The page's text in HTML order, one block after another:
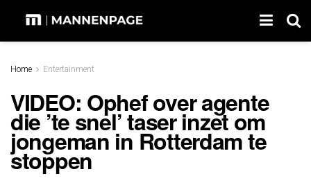
Home Entertainment
VIDEO: Ophef over agente
die ’te snel’ taser inzet om
jongeman in Rotterdam te
stoppen